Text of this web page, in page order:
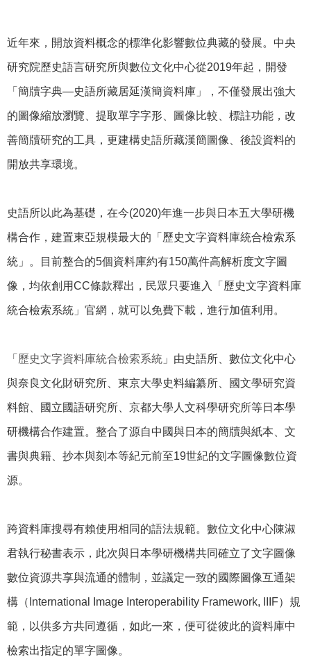
近年來，開放資料概念的標準化影響數位典藏的發展。中央
研究院歷史語言研究所與數位文化中心從2019年起，開發
「簡牘字典—史語所藏居延漢簡資料庫」，不僅發展出強大
的圖像縮放瀏覽、提取單字字形、圖像比較、標註功能，改
善簡牘研究的工具，更建構史語所藏漢簡圖像、後設資料的
開放共享環境。
史語所以此為基礎，在今(2020)年進一步與日本五大學研機
構合作，建置東亞規模最大的「歷史文字資料庫統合檢索系
統」。目前整合的5個資料庫約有150萬件高解析度文字圖
像，均依創用CC條款釋出，民眾只要進入「歷史文字資料庫
統合檢索系統」官網，就可以免費下載，進行加值利用。
「 歷史文字資料庫統合檢索系統 」由史語所、數位文化中心
與奈良文化財研究所、東京大學史料編纂所、國文學研究資
料館、國立國語研究所、京都大學人文科學研究所等日本學
研機構合作建置。整合了源自中國與日本的簡牘與紙本、文
書與典籍、抄本與刻本等紀元前至19世紀的文字圖像數位資
源。
跨資料庫搜尋有賴使用相同的語法規範。數位文化中心陳淑
君執行秘書表示，此次與日本學研機構共同確立了文字圖像
數位資源共享與流通的體制，並議定一致的國際圖像互通架
構（International Image Interoperability Framework, IIIF）規
範，以供多方共同遵循，如此一來，便可從彼此的資料庫中
檢索出指定的單字圖像。